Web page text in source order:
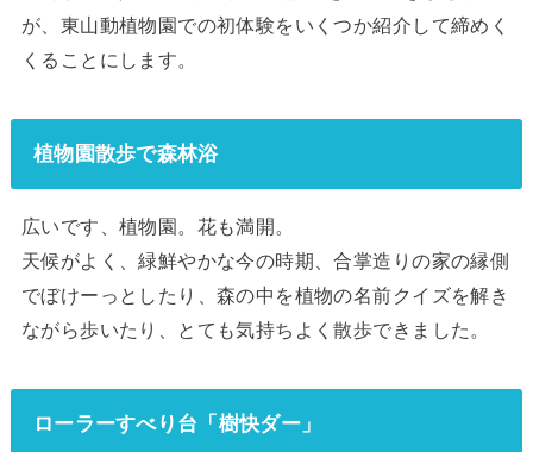
が、東山動植物園での初体験をいくつか紹介して締めく
くることにします。
植物園散歩で森林浴
広いです、植物園。花も満開。
天候がよく、緑鮮やかな今の時期、合掌造りの家の縁側
でぼけーっとしたり、森の中を植物の名前クイズを解き
ながら歩いたり、とても気持ちよく散歩できました。
ローラーすべり台「樹快ダー」